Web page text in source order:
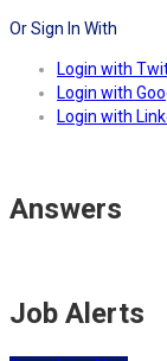
Or Sign In With
Login with
Login with
Login with
Answers
Job Alerts